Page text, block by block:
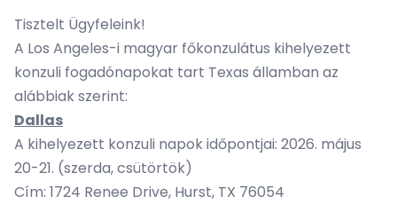
Tisztelt Ügyfeleink!
A Los Angeles-i magyar főkonzulátus kihelyezett
konzuli fogadónapokat tart Texas államban az
alábbiak szerint:
Dallas
A kihelyezett konzuli napok időpontjai: 2026. május
20-21. (szerda, csütörtök)
Cím: 1724 Renee Drive, Hurst, TX 76054